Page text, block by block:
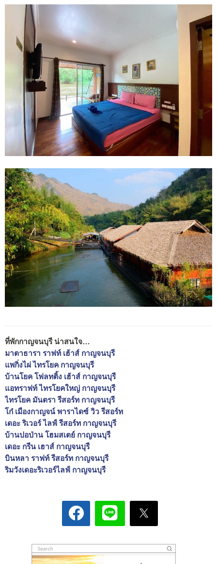
ที่พักกาญจนบุรี น่าสนใจ…
มาตาธารา ราฟท์ เฮ้าส์ กาญจนบุรี
แพกิ่งไผ่ ไทรโยค กาญจนบุรี
บ้านโยค โฟลทติ้ง เฮ้าส์ กาญจนบุรี
แอทราฟท์ ไทรโยคใหญ่ กาญจนบุรี
ไทรโยค มันตรา รีสอร์ท กาญจนบุรี
โก๋ เมืองกาญจน์ พาราไดซ์ วิว รีสอร์ท
เดอะ ริเวอร์ ไลฟ์ รีสอร์ท กาญจนบุรี
บ้านปอป่าน โฮมสเตย์ กาญจนบุรี
เดอะ กรีน เฮาส์ กาญจนบุรี
บินหลา ราฟท์ รีสอร์ท กาญจนบุรี
ริมวังเดอะริเวอร์ไลฟ์ กาญจนบุรี